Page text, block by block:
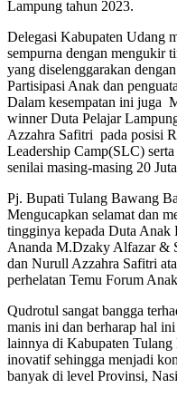
Lampung tahun 2023.
Delegasi Kabupaten Udang
sempurna dengan mengukir
yang diselenggarakan
Partisipasi Anak dan
Dalam kesempatan ini juga
winner Duta Pelajar
Azzahra Safitri pada posisi
Leadership Camp(SLC)
senilai masing-masing 20
Pj. Bupati Tulang Bawang
Mengucapkan selamat dan
tingginya kepada Duta Anak
Ananda M.Dzaky Alfazar &
dan Nurull Azzahra Safitri
perhelatan Temu Forum
Qudrotul sangat bangga
manis ini dan berharap hal
lainnya di Kabupaten
inovatif sehingga menjadi
banyak di level Provinsi,